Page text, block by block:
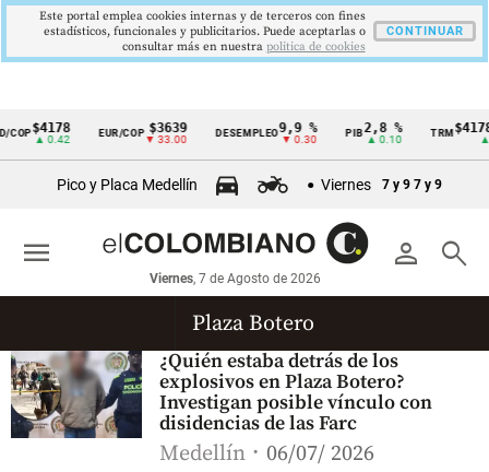
Cintillo
económicos
Colombia
$4178
▲ 0.42
EUR/COP $3639
▼ 33.00
DESEMPLEO9,9 %
▼ 0.30
PIB 2,8 %
▲ 0.10
TRM
▲
Pico y Placa Medellín Viernes 7 y 9 7 y 9
person search
Viernes, 7 de Agosto de 2026
menu
Plaza Botero
¿Quién estaba detrás de los
explosivos en Plaza Botero?
Investigan posible vínculo con
disidencias de las Farc
Medellín 06/07/ 2026
Este portal emplea cookies internas y de terceros con fines
estadísticos, funcionales y publicitarios. Puede aceptarlas o
consultar más en nuestra politica de cookies
CONTINUAR